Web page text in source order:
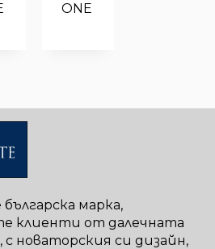
ONE
българска марка,
клиенти от далечната
с новаторския си дизайн,